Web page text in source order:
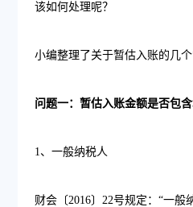
该如何处理呢？
小编整理了关于暂估入账的几个
问题一：暂估入账金额是否包含
1、一般纳税人
财会〔2016〕22号规定：“一